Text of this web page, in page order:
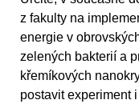
z fakulty na
energie v
zelených bakterií a
křemíkových
postavit experiment